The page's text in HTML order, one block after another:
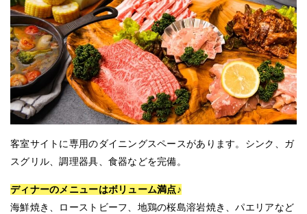
客室サイトに専用のダイニングスペースがあります。シンク、ガ
スグリル、調理器具、食器などを完備。
ディナーのメニューはボリューム満点♪
海鮮焼き、ローストビーフ、地鶏の桜島溶岩焼き、パエリアなど